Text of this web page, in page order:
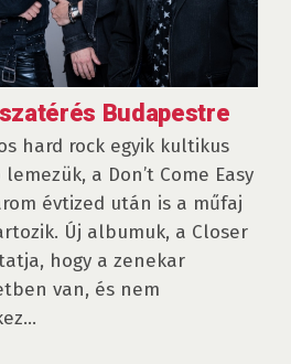
Budapestre
hard rock egyik kultikus
a Don’t Come Easy
évtized után is a műfaj
Új albumuk, a Closer
hogy a zenekar
van, és nem